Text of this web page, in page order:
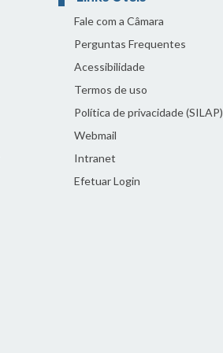
Fale com a Câmara
Perguntas Frequentes
Acessibilidade
Termos de uso
Política de privacidade (SILAP)
Webmail
Intranet
Efetuar Login